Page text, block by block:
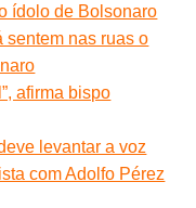
ídolo de Bolsonaro
sentem nas ruas o
afirma bispo
levantar a voz
com Adolfo Pérez